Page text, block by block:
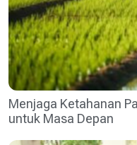
Menjaga Ketahanan
untuk Masa Depan